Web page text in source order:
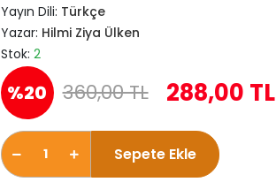
Yayın Dili: Türkçe
Yazar: Hilmi Ziya Ülken
Stok: 2
%20 360,00 TL 288,00 TL
Sepete Ekle